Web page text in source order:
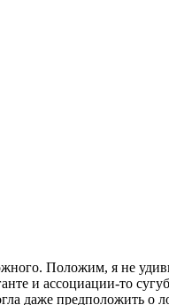
Положим, я не
и ассоциации-то
даже предположить о